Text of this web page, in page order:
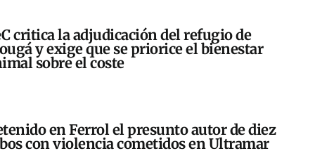
critica la adjudicación del refugio de
y exige que se priorice el bienestar
sobre el coste
en Ferrol el presunto autor de diez
con violencia cometidos en Ultramar